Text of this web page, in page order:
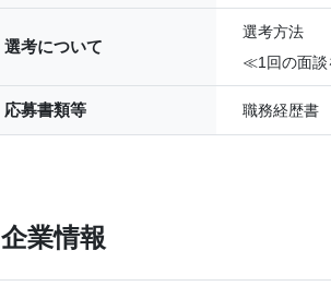
選考について
選考方法
≪1回の面
応募書類等 職務経歴書
企業情報